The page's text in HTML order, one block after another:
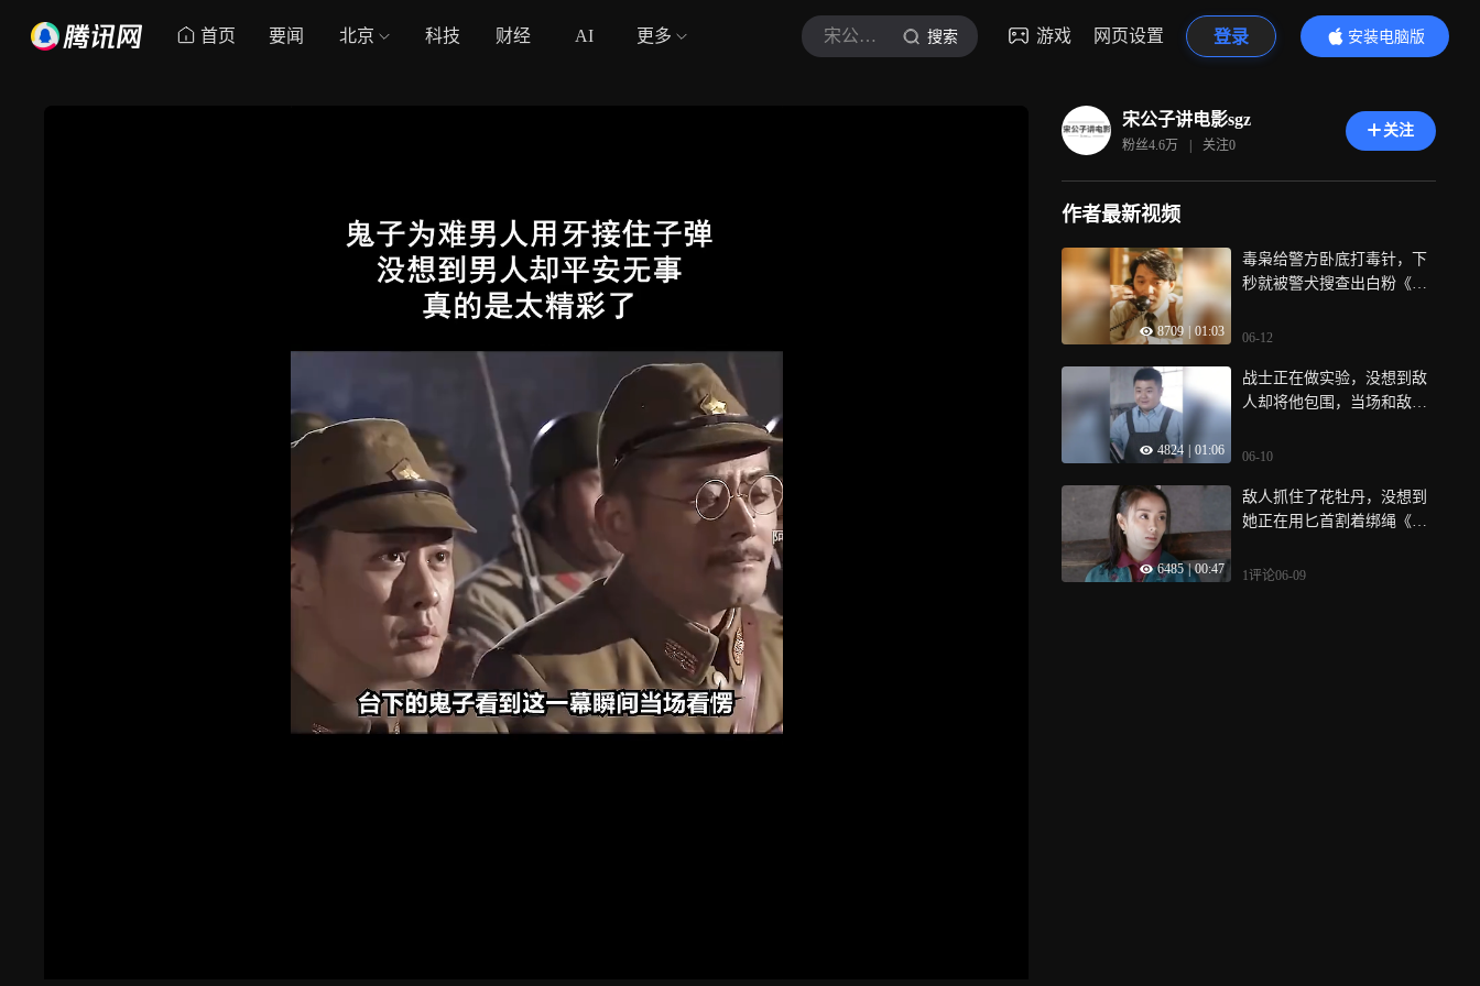
首页 要闻 北京 科技 财经 AI 更多 宋公子讲电影sgz 搜索 游戏 网页设置 登录
安装电脑版
内容更精彩
宋公子讲电影sgz
粉丝4.6万 | 关注0
关注
作者最新视频
8709 | 01:03
毒枭给警方卧底打毒针，下
秒就被警犬搜查出白粉《绝
06-12
4824 01:06
战士正在做实验，没想到敌
人却将他包围，当场和敌人
06-10
6485 | 00:47
敌人抓住了花牡丹，没想到
她正在用匕首割着绑绳《我
1评论06-09